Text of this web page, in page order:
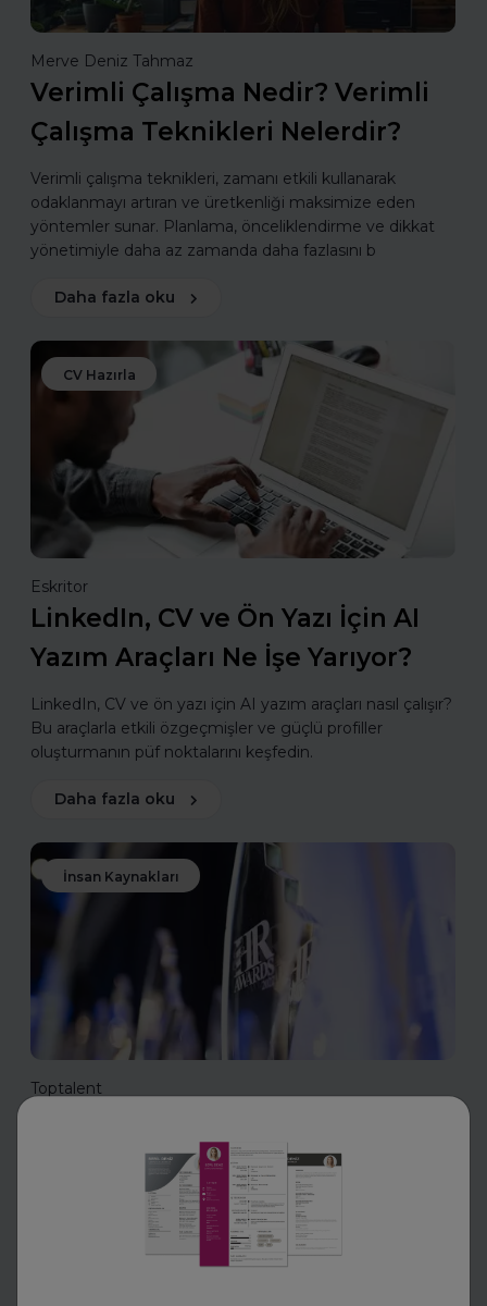
Merve Deniz Tahmaz
Verimli Çalışma Nedir? Verimli
Çalışma Teknikleri Nelerdir?
Verimli çalışma teknikleri, zamanı etkili kullanarak
odaklanmayı artıran ve üretkenliği maksimize eden
yöntemler sunar. Planlama, önceliklendirme ve dikkat
yönetimiyle daha az zamanda daha fazlasını b
Daha fazla oku
CV Hazırla
Eskritor
LinkedIn, CV ve Ön Yazı İçin AI
Yazım Araçları Ne İşe Yarıyor?
LinkedIn, CV ve ön yazı için AI yazım araçları nasıl çalışır?
Bu araçlarla etkili özgeçmişler ve güçlü profiller
oluşturmanın püf noktalarını keşfedin.
Daha fazla oku
İnsan Kaynakları
Toptalent
İnsan Kaynakları Ödülleri, şirketiniz için bir tanıtım fırsatı
olabilir. En iyi uygulamalarınızı tanıtarak sektördeki öncü
konumunuzu güçlendirin ve değerli başarılarınızı